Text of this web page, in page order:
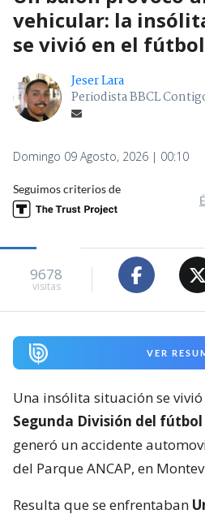
vehicular: la
se vivió en el
Jeser Lara
Periodista BBCL
Domingo 09 Agosto, 2026 | 00:10
Seguimos criterios de
9678
visitas
VER
Una insólita situación se
Segunda División del
generó un accidente
del Parque ANCAP, en
Resulta que se enfrentaban